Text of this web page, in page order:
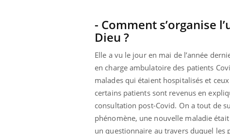
- Comment s’organise
Dieu ?
Elle a vu le jour en mai de l’année
en charge ambulatoire des patients
malades qui étaient hospitalisés et
certains patients sont revenus en
consultation post-Covid. On a tout de
phénomène, une nouvelle maladie
un questionnaire au travers duquel